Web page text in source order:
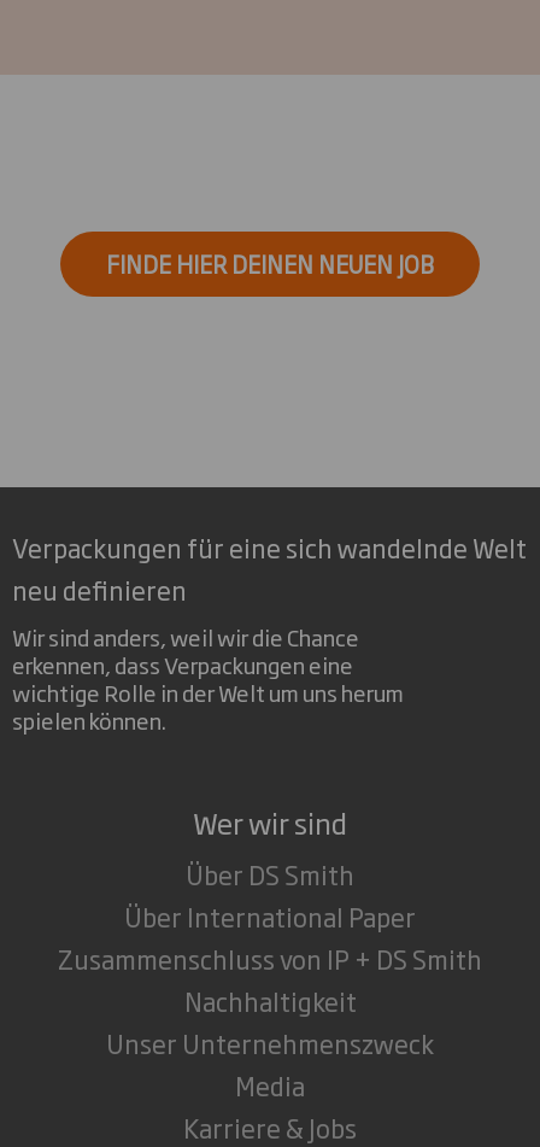
FINDE HIER DEINEN NEUEN JOB
Verpackungen für eine sich wandelnde Welt
neu definieren
Wir sind anders, weil wir die Chance
erkennen, dass Verpackungen eine
wichtige Rolle in der Welt um uns herum
spielen können.
Wer wir sind
Über DS Smith
Über International Paper
Zusammenschluss von IP + DS Smith
Nachhaltigkeit
Unser Unternehmenszweck
Media
Karriere & Jobs